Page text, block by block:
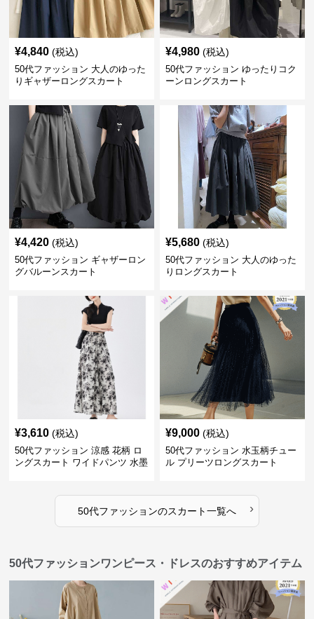
¥4,840 (税込)
50代ファッション 大人のゆった
りギャザーロングスカート
¥4,980 (税込)
50代ファッション ゆったりコク
ーンロングスカート
¥4,420 (税込)
50代ファッション ギャザーロン
グバルーンスカート
¥5,680 (税込)
50代ファッション 大人のゆった
りロングスカート
¥3,610 (税込)
50代ファッション 涼感 花柄 ロ
ングスカート ワイドパンツ 水墨
¥9,000 (税込)
50代ファッション 水玉柄チュー
ル プリーツロングスカート
50代ファッションのスカート一覧へ ›
50代ファッションワンピース・ドレスのおすすめアイテム